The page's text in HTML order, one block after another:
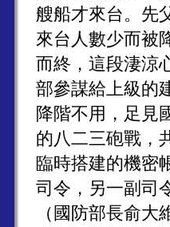
艘船才來台。先
來台人數少而被
而終，這段淒涼
部參謀給上級的
降階不用，足見
的八二三砲戰，
臨時搭建的機密
司令，另一副司
（國防部長俞